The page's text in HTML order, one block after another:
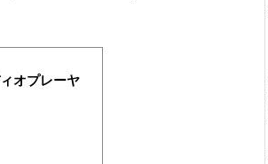
オプレーヤ